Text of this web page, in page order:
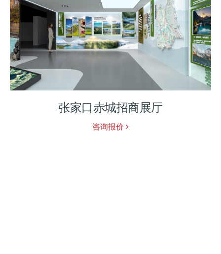
英才校史馆
咨询报价